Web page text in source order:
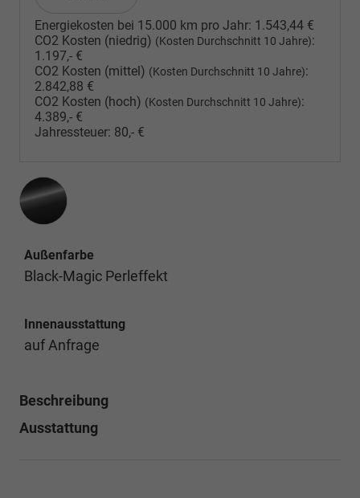
Energiekosten bei 15.000 km pro Jahr: 1.543,44 €
CO2 Kosten (niedrig) (Kosten Durchschnitt 10 Jahre):
1.197,- €
CO2 Kosten (mittel) (Kosten Durchschnitt 10 Jahre):
2.842,88 €
CO2 Kosten (hoch) (Kosten Durchschnitt 10 Jahre):
4.389,- €
Jahressteuer: 80,- €
Außenfarbe
Black-Magic Perleffekt
Innenausstattung
auf Anfrage
Beschreibung
Ausstattung